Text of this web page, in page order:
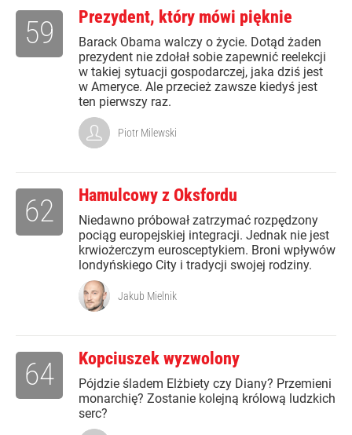
Prezydent, który mówi pięknie
Barack Obama walczy o życie. Dotąd żaden
prezydent nie zdołał sobie zapewnić reelekcji
w takiej sytuacji gospodarczej, jaka dziś jest
w Ameryce. Ale przecież zawsze kiedyś jest
ten pierwszy raz.
59
Piotr Milewski
Hamulcowy z Oksfordu
Niedawno próbował zatrzymać rozpędzony
pociąg europejskiej integracji. Jednak nie jest
krwiożerczym eurosceptykiem. Broni wpływów
londyńskiego City i tradycji swojej rodziny.
62
Jakub Mielnik
Kopciuszek wyzwolony
Pójdzie śladem Elżbiety czy Diany? Przemieni
monarchię? Zostanie kolejną królową ludzkich
serc?
64